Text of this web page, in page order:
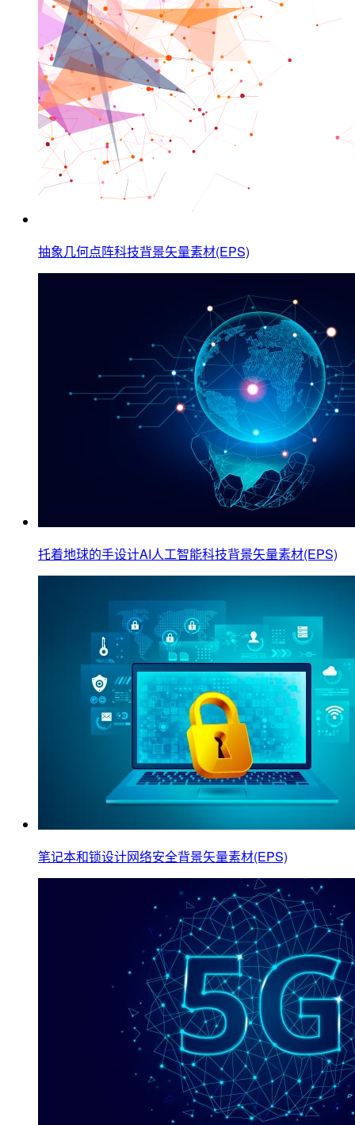
抽象几何点阵科技背景矢量素材(EPS)
托着地球的手设计AI人工智能科技背景矢量素材(EPS)
笔记本和锁设计网络安全背景矢量素材(EPS)